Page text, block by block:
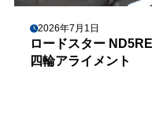
2026年7月1日
ロードスター
四輪アライメント